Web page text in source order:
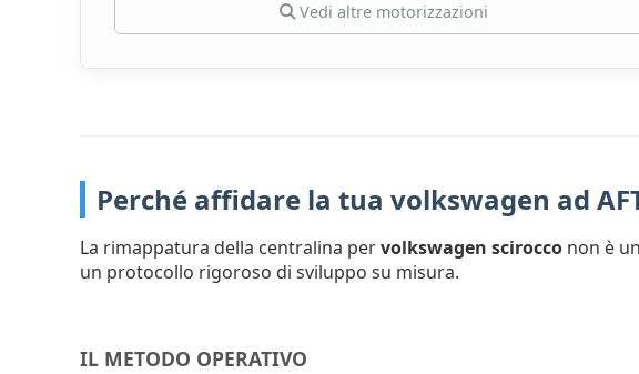
Vedi altre motorizzazioni
Perché affidare la tua volkswagen ad
La rimappatura della centralina pervolkswagen scirocco non è
un protocollo rigoroso di sviluppo su misura.
IL METODO OPERATIVO